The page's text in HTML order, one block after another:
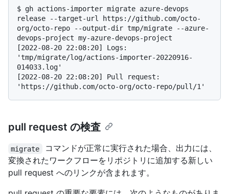
$ gh actions-importer migrate azure-devops
release --target-url https://github.com/octo-
org/octo-repo --output-dir tmp/migrate --azure-
devops-project my-azure-devops-project
[2022-08-20 22:08:20] Logs:
'tmp/migrate/log/actions-importer-20220916-
014033.log'
[2022-08-20 22:08:20] Pull request:
pull request の検査
migrate
コマンドが正常に実行された場合、出力には、
変換されたワークフローをリポジトリに追加する新しい
pull request へのリンクが含まれます。